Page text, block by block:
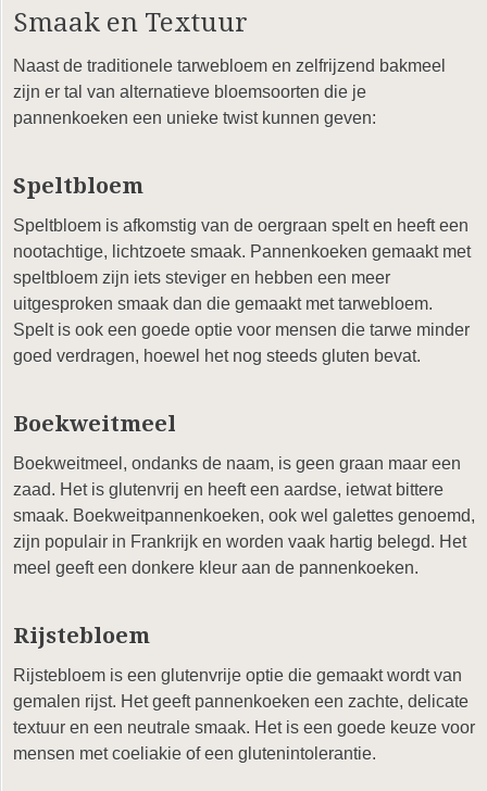
Smaak en Textuur
Naast de traditionele tarwebloem en zelfrijzend bakmeel
zijn er tal van alternatieve bloemsoorten die je
pannenkoeken een unieke twist kunnen geven:
Speltbloem
Speltbloem is afkomstig van de oergraan spelt en heeft een
nootachtige, lichtzoete smaak. Pannenkoeken gemaakt met
speltbloem zijn iets steviger en hebben een meer
uitgesproken smaak dan die gemaakt met tarwebloem.
Spelt is ook een goede optie voor mensen die tarwe minder
goed verdragen, hoewel het nog steeds gluten bevat.
Boekweitmeel
Boekweitmeel, ondanks de naam, is geen graan maar een
zaad. Het is glutenvrij en heeft een aardse, ietwat bittere
smaak. Boekweitpannenkoeken, ook wel galettes genoemd,
zijn populair in Frankrijk en worden vaak hartig belegd. Het
meel geeft een donkere kleur aan de pannenkoeken.
Rijstebloem
Rijstebloem is een glutenvrije optie die gemaakt wordt van
gemalen rijst. Het geeft pannenkoeken een zachte, delicate
textuur en een neutrale smaak. Het is een goede keuze voor
mensen met coeliakie of een glutenintolerantie.